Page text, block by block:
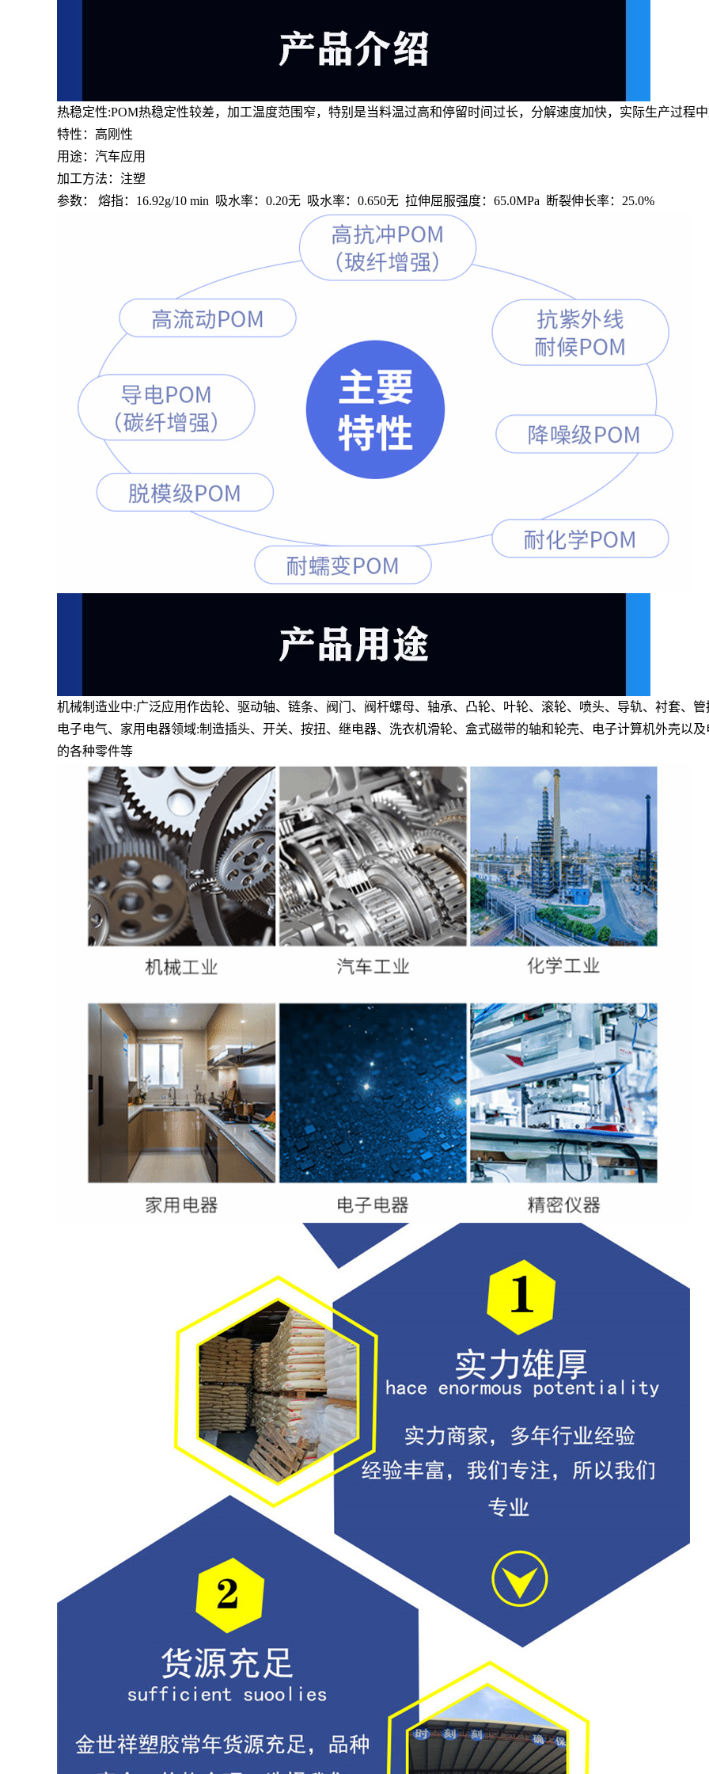
热稳定性:POM热稳定性较差，加工温度范围窄，特别是当料温过高和停留时间过长，分解速度加快，实际生产过程
特性：高刚性
用途：汽车应用
加工方法：注塑
参数： 熔指：16.92g/10 min 吸水率：0.20无 吸水率：0.650无 拉伸屈服强度：65.0MPa 断裂伸长率：25.0%
机械制造业中:广泛应用作齿轮、驱动轴、链条、阀门、阀杆螺母、轴承、凸轮、叶轮、滚轮、喷头、导轨、衬套、管
电子电气、家用电器领域:制造插头、开关、按扭、继电器、洗衣机滑轮、盒式磁带的轴和轮壳、电子计算机外壳以
的各种零件等